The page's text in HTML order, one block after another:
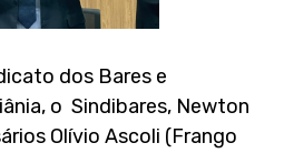
dos Bares e
o Sindibares, Newton
Olívio Ascoli (Frango